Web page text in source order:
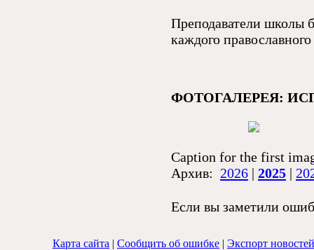
Преподаватели школы
каждого
ФОТОГАЛЕРЕЯ:
Caption for the first
Архив: 2026 | 2025 |
Если вы заметили
Карта сайта | Сообщить об ошибке | Экспорт новостей